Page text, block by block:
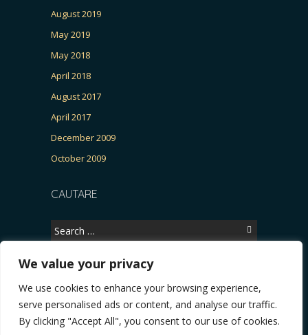
We value your privacy
We use cookies to enhance your browsing experience,
serve personalised ads or content, and analyse our traffic.
By clicking "Accept All", you consent to our use of cookies.
August 2019
May 2019
May 2018
April 2018
August 2017
April 2017
December 2009
October 2009
CAUTARE
Search
for:
Copyright © 2026, CERTITUDINEA.
Patria, parlamentarele și presa
* VIDEO. Viata lui Eminescu (Necenzurat).